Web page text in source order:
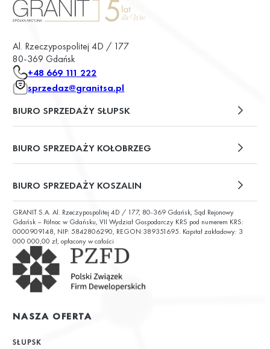
Al. Rzeczypospolitej 4D / 177
80-369 Gdańsk
+48 669 111 222
sprzedaz@granitsa.pl
BIURO SPRZEDAŻY SŁUPSK
plac Władysława Broniewskiego 13/u2
BIURO SPRZEDAŻY KOŁOBRZEG
ul. Św. Wojciecha 6
BIURO SPRZEDAŻY KOSZALIN
ul. Chałubińskiego 9
GRANIT S.A. Al. Rzeczypospolitej 4D / 177, 80-369 Gdańsk, Sąd Rejonowy
Gdańsk – Północ w Gdańsku, VII Wydział Gospodarczy KRS pod numerem KRS:
0000909148, NIP: 5842806290, REGON:389351695. Kapitał zakładowy: 3
000 000,00 zł, opłacony w całości
NASZA OFERTA
SŁUPSK